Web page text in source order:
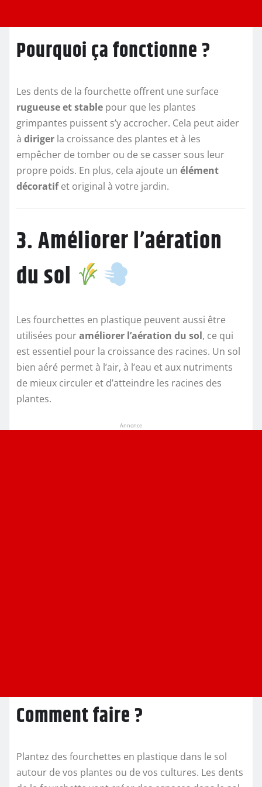
Pourquoi ça fonctionne ?
Les dents de la fourchette offrent une surface
rugueuse et stable pour que les plantes
grimpantes puissent s’y accrocher. Cela peut aider
à diriger la croissance des plantes et à les
empêcher de tomber ou de se casser sous leur
propre poids. En plus, cela ajoute un élément
décoratifet original à votre jardin.
3. Améliorer l’aération
du sol
Les fourchettes en plastique peuvent aussi être
utilisées pouraméliorer l’aération du sol, ce qui
est essentiel pour la croissance des racines. Un sol
bien aéré permet à l’air, à l’eau et aux nutriments
de mieux circuler et d’atteindre les racines des
plantes.
Annonce
Comment faire ?
Plantez des fourchettes en plastique dans le sol
autour de vos plantes ou de vos cultures. Les dents